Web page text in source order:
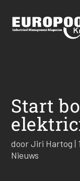
Start
doorJiri Hartog |
Nieuws